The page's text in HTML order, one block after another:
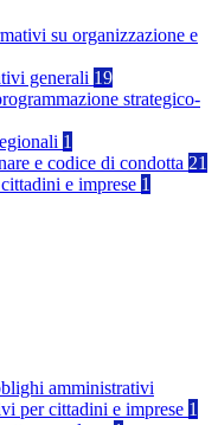
su organizzazione e
generali 19
strategico-
1
e codice di condotta 21
e imprese 1
amministrativi
per cittadini e imprese 1